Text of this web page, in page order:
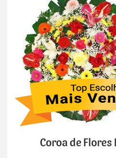
Coroa de